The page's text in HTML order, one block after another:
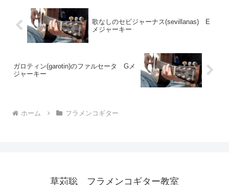
歌なしのセビジャーナス(sevillanas) E
メジャーキー
ガロティン(garotin)のファルセータ Gメ
ジャーキー
ホーム フラメンコギター
草苅聡 フラメンコギター教室